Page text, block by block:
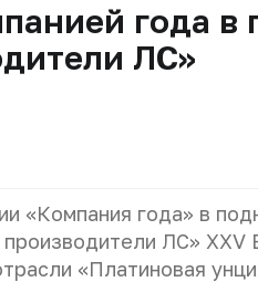
года
ЛС»
«Компания года» в
ЛС» XXV
«Платиновая